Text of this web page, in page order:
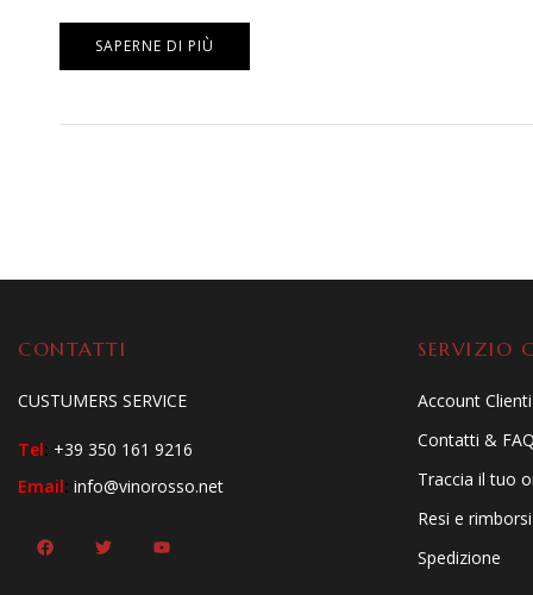
SAPERNE DI PIÙ
CONTATTI
CUSTUMERS SERVICE
Tel: +39 350 161 9216
Email: info@vinorosso.net
SERVIZIO
Account Clienti
Contatti &
Traccia il tuo
Resi e rimborsi
Spedizione